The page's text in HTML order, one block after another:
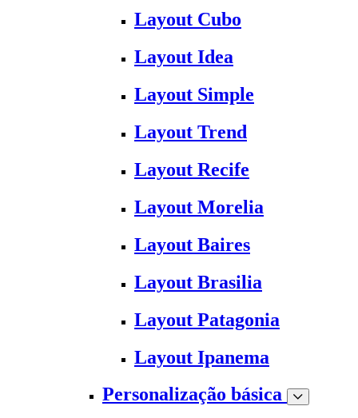
Layout Cubo
Layout Idea
Layout Simple
Layout Trend
Layout Recife
Layout Morelia
Layout Baires
Layout Brasilia
Layout Patagonia
Layout Ipanema
Personalização básica